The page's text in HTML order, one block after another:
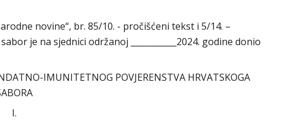
novine“, br. 85/10. - pročišćeni tekst i 5/14. –
je na sjednici održanoj ___________2024. godine donio
IMUNITETNOG POVJERENSTVA HRVATSKOGA
I.